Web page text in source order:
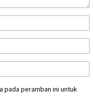
pada peramban ini untuk